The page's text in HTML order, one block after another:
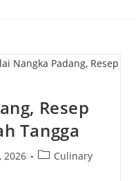
Resep
Tangga
2026
PostCulinary